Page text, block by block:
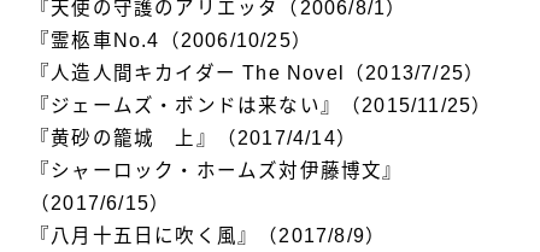
『天使の守護のアリエッタ（2006/8/1）
『霊柩車No.4（2006/10/25）
『人造人間キカイダー The Novel（2013/7/25）
『ジェームズ・ボンドは来ない』（2015/11/25）
『黄砂の籠城 上』（2017/4/14）
『シャーロック・ホームズ対伊藤博文』
（2017/6/15）
『八月十五日に吹く風』（2017/8/9）